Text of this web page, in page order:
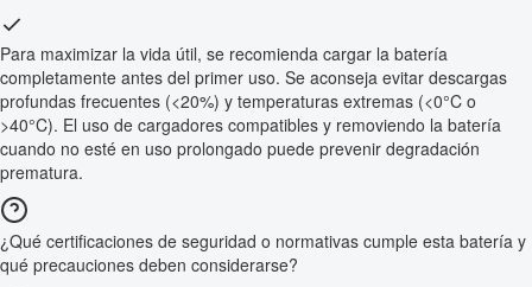
Para maximizar la vida útil, se recomienda cargar la batería
completamente antes del primer uso. Se aconseja evitar descargas
profundas frecuentes (<20%) y temperaturas extremas (<0°C o
>40°C). El uso de cargadores compatibles y removiendo la batería
cuando no esté en uso prolongado puede prevenir degradación
prematura.
¿Qué certificaciones de seguridad o normativas cumple esta batería y
qué precauciones deben considerarse?